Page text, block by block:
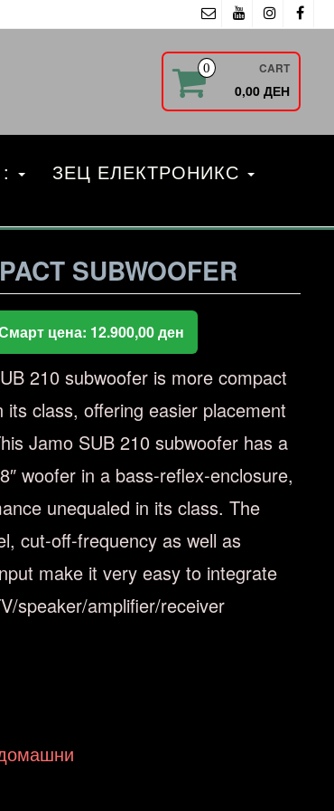
0 CART
0,00 ДЕН
ЗЕЦ ЕЛЕКТРОНИКС
SUBWOOFER
цена: 12.900,00ден
210 subwoofer is more compact
class, offering easier placement
Jamo SUB 210 subwoofer has a
woofer in a bass-reflex-enclosure,
unequaled in its class. The
cut-off-frequency as well as
make it very easy to integrate
speaker/amplifier/receiver